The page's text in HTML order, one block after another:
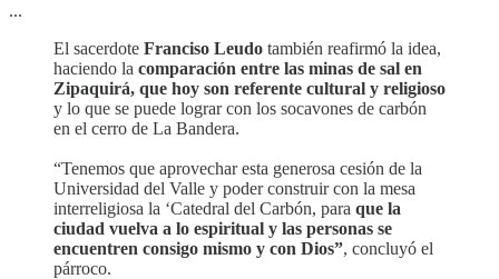
...
El sacerdote Franciso Leudo también reafirmó la idea,
haciendo la comparación entre las minas de sal en
Zipaquirá, que hoy son referente cultural y religioso
y lo que se puede lograr con los socavones de carbón
en el cerro de La Bandera.
“Tenemos que aprovechar esta generosa cesión de la
Universidad del Valle y poder construir con la mesa
interreligiosa la ‘Catedral del Carbón, para que la
ciudad vuelva a lo espiritual y las personas se
encuentren consigo mismo y con Dios”, concluyó el
párroco.